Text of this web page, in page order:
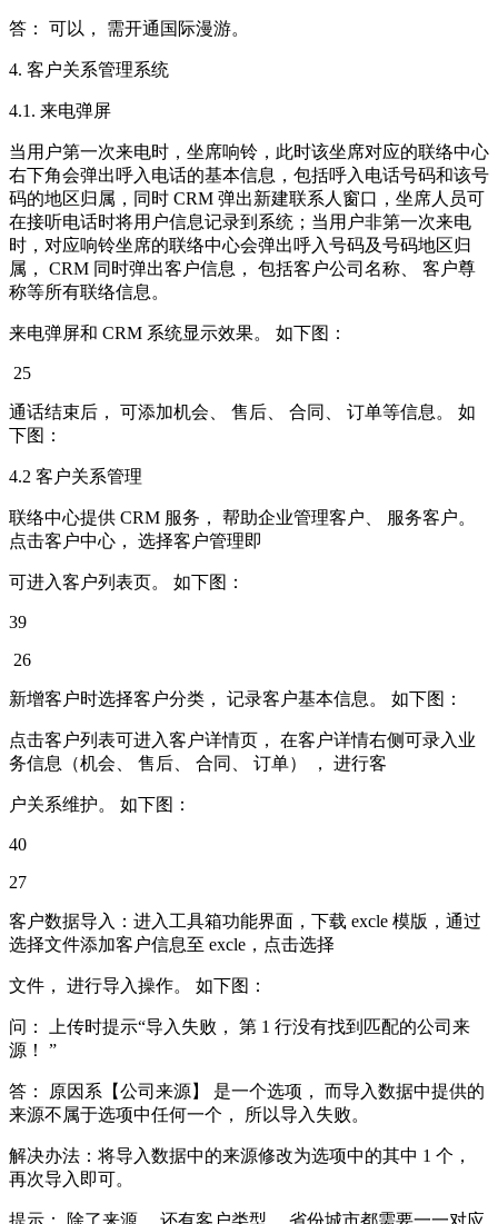
答： 可以， 需开通国际漫游。
4. 客户关系管理系统
4.1. 来电弹屏
当用户第一次来电时，坐席响铃，此时该坐席对应的联络中心
右下角会弹出呼入电话的基本信息，包括呼入电话号码和该号
码的地区归属，同时 CRM 弹出新建联系人窗口，坐席人员可
在接听电话时将用户信息记录到系统；当用户非第一次来电
时，对应响铃坐席的联络中心会弹出呼入号码及号码地区归
属， CRM 同时弹出客户信息， 包括客户公司名称、 客户尊
称等所有联络信息。
来电弹屏和 CRM 系统显示效果。 如下图：
25
通话结束后， 可添加机会、 售后、 合同、 订单等信息。 如
下图：
4.2 客户关系管理
联络中心提供 CRM 服务， 帮助企业管理客户、 服务客户。
点击客户中心， 选择客户管理即
可进入客户列表页。 如下图：
39
26
新增客户时选择客户分类， 记录客户基本信息。 如下图：
点击客户列表可进入客户详情页， 在客户详情右侧可录入业
务信息（机会、 售后、 合同、 订单） ， 进行客
户关系维护。 如下图：
40
27
客户数据导入：进入工具箱功能界面，下载 excle 模版，通过
选择文件添加客户信息至 excle，点击选择
文件， 进行导入操作。 如下图：
问： 上传时提示“导入失败， 第 1 行没有找到匹配的公司来
源！ ”
答： 原因系【公司来源】 是一个选项， 而导入数据中提供的
来源不属于选项中任何一个， 所以导入失败。
解决办法：将导入数据中的来源修改为选项中的其中 1 个，
再次导入即可。